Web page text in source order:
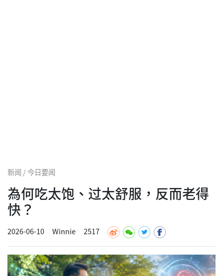
新闻 / 今日要闻
為何吃太饱、过太舒服，反而老得
快？
2026-06-10 Winnie 2517